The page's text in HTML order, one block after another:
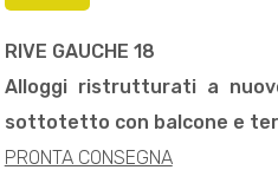
RIVE GAUCHE 18
Alloggi ristrutturati a
sottotetto con balcone e
PRONTA CONSEGNA